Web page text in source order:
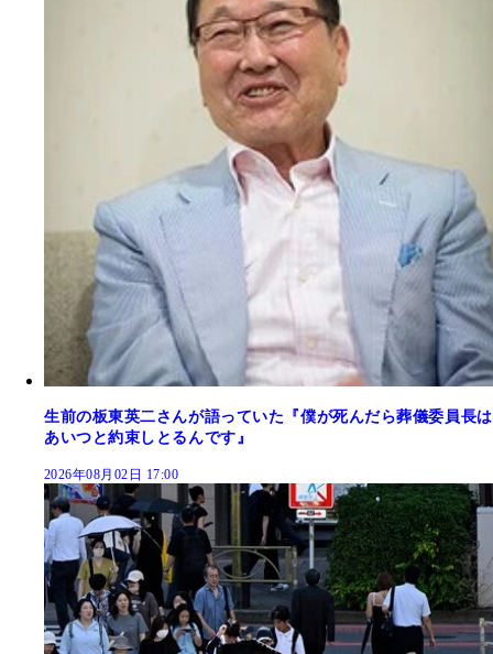
生前の板東英二さんが語っていた『僕が死んだら葬儀委員長は
あいつと約束しとるんです』
2026年08月02日 17:00